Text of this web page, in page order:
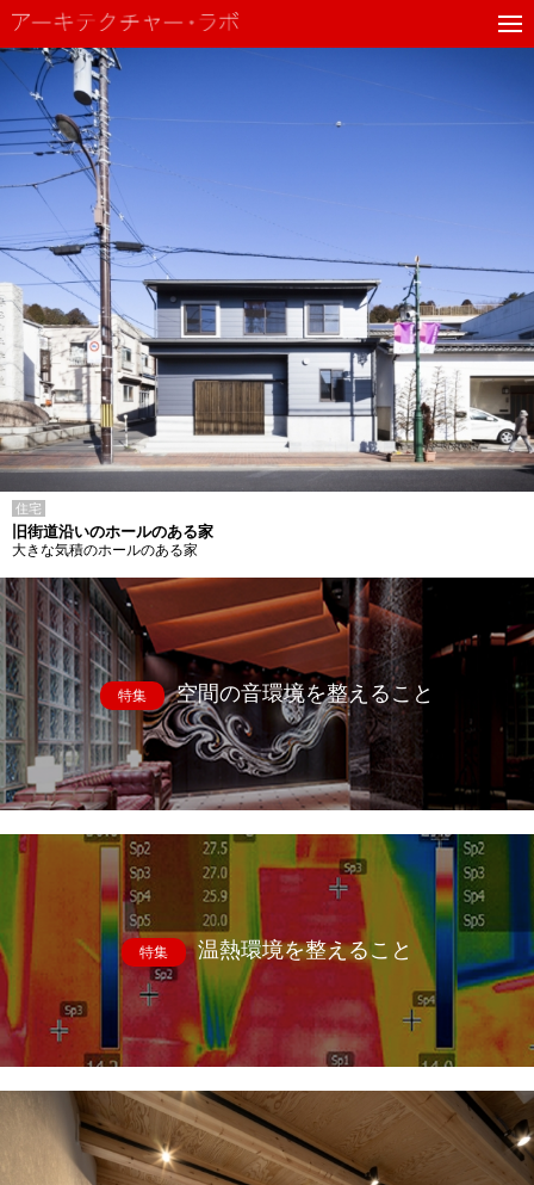
住宅
旧街道沿いのホールのある家
大きな気積のホールのある家
特集 空間の音環境を整えること
特集 温熱環境を整えること